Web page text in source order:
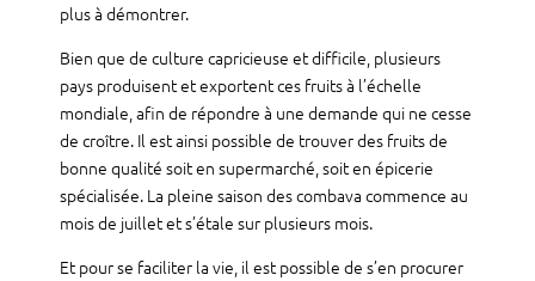
plus à démontrer.
Bien que de culture capricieuse et difficile, plusieurs
pays produisent et exportent ces fruits à l’échelle
mondiale, afin de répondre à une demande qui ne cesse
de croître. Il est ainsi possible de trouver des fruits de
bonne qualité soit en supermarché, soit en épicerie
spécialisée. La pleine saison des combava commence au
mois de juillet et s’étale sur plusieurs mois.
Et pour se faciliter la vie, il est possible de s’en procurer